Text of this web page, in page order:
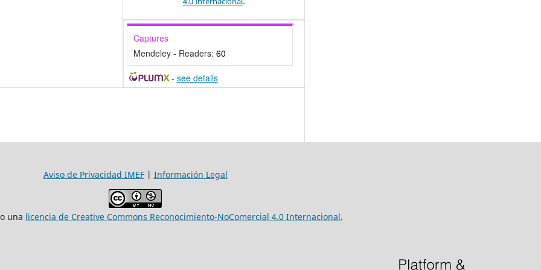
Captures
Mendeley - Readers: 60
- see details
Aviso de Privacidad IMEF| Información Legal
una licencia de Creative Commons Reconocimiento-NoComercial 4.0 Internacional.